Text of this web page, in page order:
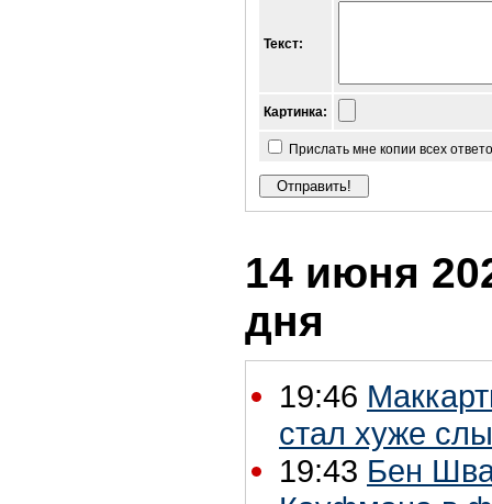
Текст:
Картинка:
Прислать мне копии всех
14 июня
дня
19:46
стал хуже
19:43 Бен